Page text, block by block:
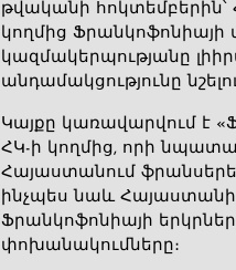
թվականի
կողմից Ֆրանկոֆոնիայի
կազմակերպությանը
անդամակցությունը
Կայքը կառավարվում է
ՀԿ-ի կողմից, որի
Հայաստանում
ինչպես նաև
Ֆրանկոֆոնիայի
փոխանակումները։